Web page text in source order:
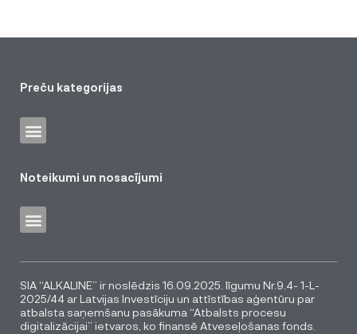
Preču kategorijas
Noteikumi un nosacījumi
SIA “ALKALINE” ir noslēdzis 16.09.2025. līgumu Nr.9.4- 1-L-
2025/44 ar Latvijas Investīciju un attīstības aģentūru par
atbalsta saņemšanu pasākuma “Atbalsts procesu
digitalizācijai” ietvaros, ko finansē Atveseļošanas fonds.